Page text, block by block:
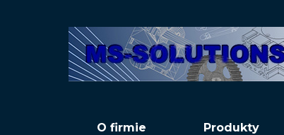
O firmie Produkty